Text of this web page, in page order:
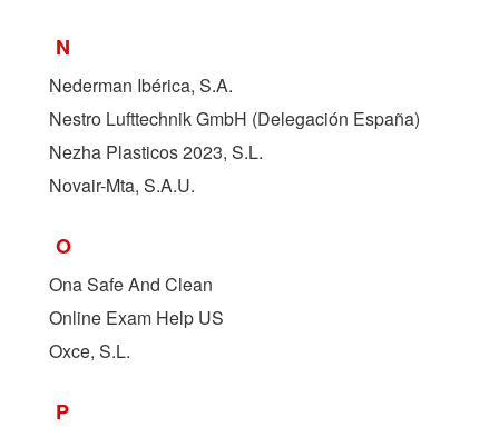
N
Nederman Ibérica, S.A.
Nestro Lufttechnik GmbH (Delegación España)
Nezha Plasticos 2023, S.L.
Novair-Mta, S.A.U.
O
Ona Safe And Clean
Online Exam Help US
Oxce, S.L.
P